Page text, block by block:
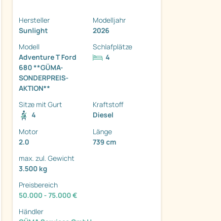
Hersteller
Sunlight
Modelljahr
2026
Modell
Adventure T Ford
680 **GÜMA-
SONDERPREIS-
AKTION**
Schlafplätze
4
Sitze mit Gurt
4
Kraftstoff
Diesel
Motor
2.0
Länge
739 cm
max. zul. Gewicht
3.500 kg
Preisbereich
50.000 - 75.000 €
Händler